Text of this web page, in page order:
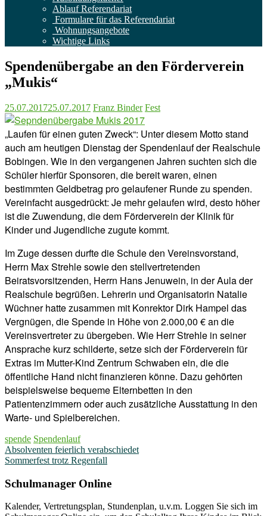
Ablauf Referendariat
Formulare für das Referendariat
Wohnungsangebote
Wichtige Links
Spendenübergabe an den Förderverein
„Mukis“
25.07.201725.07.2017 Franz Binder Fest
„Laufen für einen guten Zweck“: Unter diesem Motto stand
auch am heutigen Dienstag der Spendenlauf der Realschule
Bobingen. Wie in den vergangenen Jahren suchten sich die
Schüler hierfür Sponsoren, die bereit waren, einen
bestimmten Geldbetrag pro gelaufener Runde zu spenden.
Vereinfacht ausgedrückt: Je mehr gelaufen wird, desto höher
ist die Zuwendung, die dem Förderverein der Klinik für
Kinder und Jugendliche zugute kommt.
Im Zuge dessen durfte die Schule den Vereinsvorstand,
Herrn Max Strehle sowie den stellvertretenden
Beiratsvorsitzenden, Herrn Hans Jenuwein, in der Aula der
Realschule begrüßen. Lehrerin und Organisatorin Natalie
Wüchner hatte zusammen mit Konrektor Dirk Hampel das
Vergnügen, die Spende in Höhe von 2.000,00 € an die
Vereinsvertreter zu übergeben. Wie Herr Strehle in seiner
Ansprache kurz schilderte, setze sich der Förderverein für
Extras im Mutter-Kind Zentrum Schwaben ein, die die
öffentliche Hand nicht finanzieren könne. Dazu gehörten
beispielsweise bequeme Elternbetten in den
Patientenzimmern oder auch zusätzliche Ausstattung in den
Warte- und Spielbereichen.
spende Spendenlauf
Beitragsnavigation
Absolventen feierlich verabschiedet
Sommerfest trotz Regenfall
Schulmanager Online
Kalender, Vertretungsplan, Stundenplan, u.v.m. Loggen Sie sich im